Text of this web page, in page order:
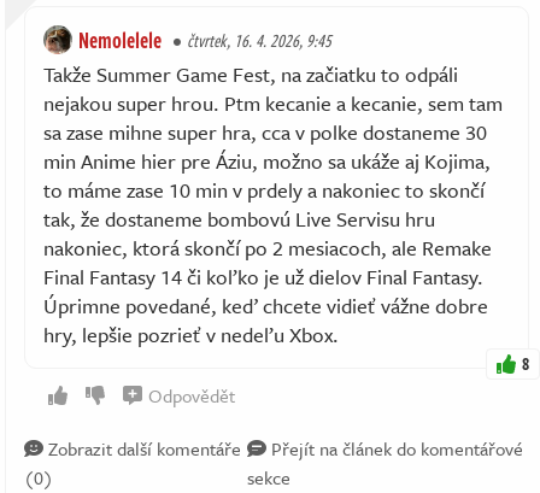
Nemolelele čtvrtek, 16. 4. 2026, 9:45
Takže Summer Game Fest, na začiatku to odpáli
nejakou super hrou. Ptm kecanie a kecanie, sem tam
sa zase mihne super hra, cca v polke dostaneme 30
min Anime hier pre Áziu, možno sa ukáže aj Kojima,
to máme zase 10 min v prdely a nakoniec to skončí
tak, že dostaneme bombovú Live Servisu hru
nakoniec, ktorá skončí po 2 mesiacoch, ale Remake
Final Fantasy 14 či koľko je už dielov Final Fantasy.
Úprimne povedané, keď chcete vidieť vážne dobre
hry, lepšie pozrieť v nedeľu Xbox.
8
Odpovědět
Zobrazit další komentáře
(0)
Přejít na článek do komentářové
sekce